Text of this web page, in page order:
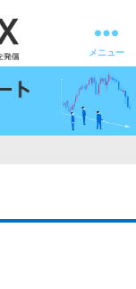
メニュー